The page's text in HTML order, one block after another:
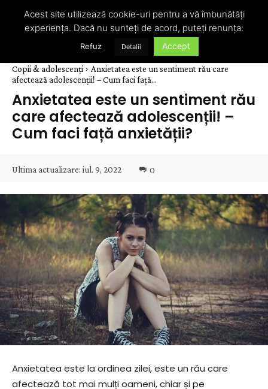
Copii & adolescenți
Anxietatea este un sentiment rău care
afectează adolescenții! – Cum faci față...
Anxietatea este un sentiment rău
care afectează adolescenții! –
Cum faci față anxietății?
Ultima actualizare: iul. 9, 2022 0
Anxietatea este la ordinea zilei, este un rău care
afectează tot mai mulți oameni, chiar și pe
Acest site utilizează cookie-uri pentru a vă îmbunătăți
experiența. Dacă nu sunteți de acord, puteți renunța:
Refuz Detalii Accept